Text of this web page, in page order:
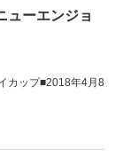
ューエンジョ
カップ■2018年4月8